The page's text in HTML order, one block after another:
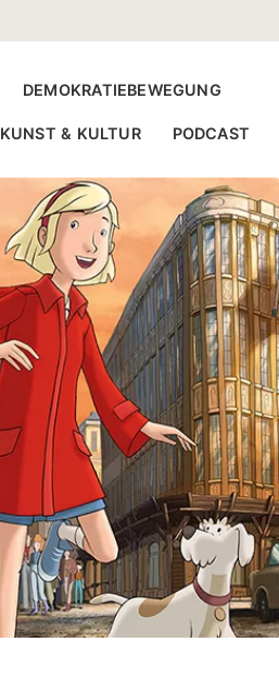
DEMOKRATIEBEWEGUNG
KUNST & KULTUR PODCAST